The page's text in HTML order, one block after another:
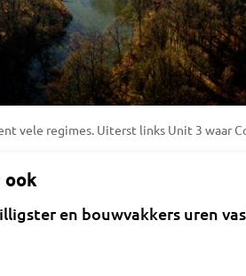
vele regimes. Uiterst links Unit 3 waar
ook
en bouwvakkers uren